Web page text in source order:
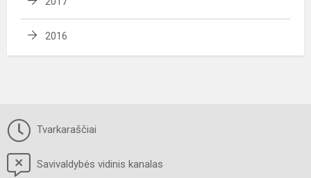
2016
Tvarkaraščiai
Savivaldybės vidinis kanalas